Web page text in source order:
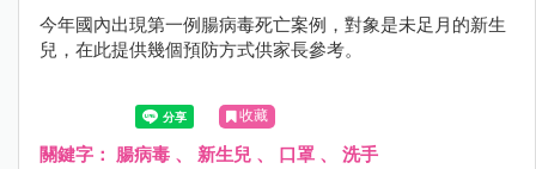
今年國內出現第一例腸病毒死亡案例，對象是未足月的新生
兒，在此提供幾個預防方式供家長參考。
收藏
關鍵字： 腸病毒 、 新生兒 、 口罩 、 洗手